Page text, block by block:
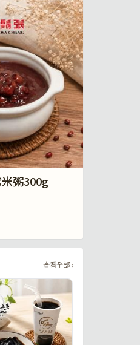
米粥300g
查看全部 ›